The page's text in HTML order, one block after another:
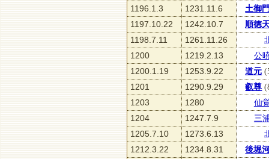
1196.1.3
1231.11.6
土御
1197.10.22
1242.10.7
順徳
1198.7.11
1261.11.26
1200 1219.2.13
公
1200.1.19
1253.9.22 道元
1201
1290.9.29 叡尊
1203
1280
仙
1204
1247.7.9
三
1205.7.10
1273.6.13
1212.3.22 1234.8.31
後堀